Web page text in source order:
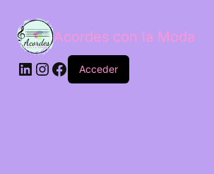
Acordes con la Moda
Acceder